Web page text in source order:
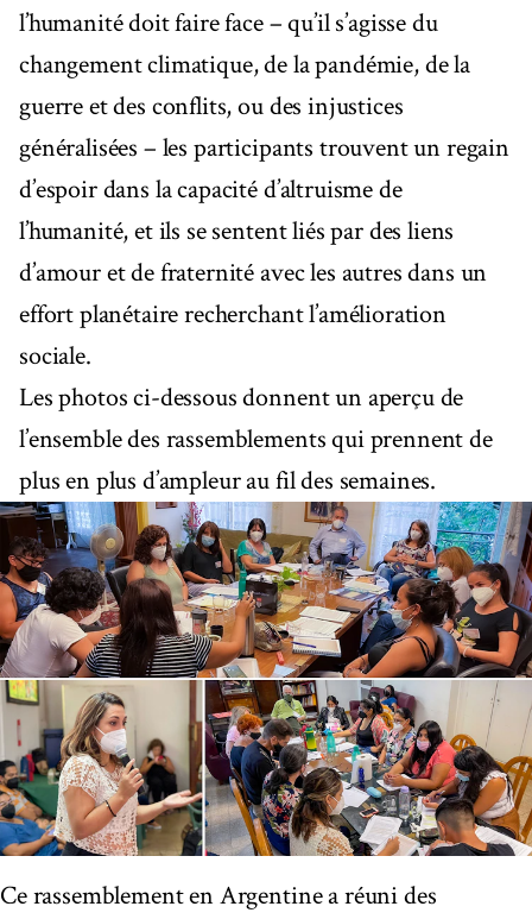
l’humanité doit faire face – qu’il s’agisse du
changement climatique, de la pandémie, de la
guerre et des conflits, ou des injustices
généralisées – les participants trouvent un regain
d’espoir dans la capacité d’altruisme de
l’humanité, et ils se sentent liés par des liens
d’amour et de fraternité avec les autres dans un
effort planétaire recherchant l’amélioration
sociale.
Les photos ci-dessous donnent un aperçu de
l’ensemble des rassemblements qui prennent de
plus en plus d’ampleur au fil des semaines.
Ce rassemblement en Argentine a réuni des